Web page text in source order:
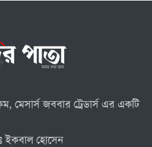
মেসার্স জববার ট্রেডার্স এর একটি
ইকবাল হোসেন